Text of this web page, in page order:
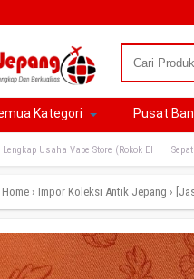
Kategori Pusat
Lengkap Usaha Vape Store (Rokok El
Home › Impor Koleksi Antik Jepang ›